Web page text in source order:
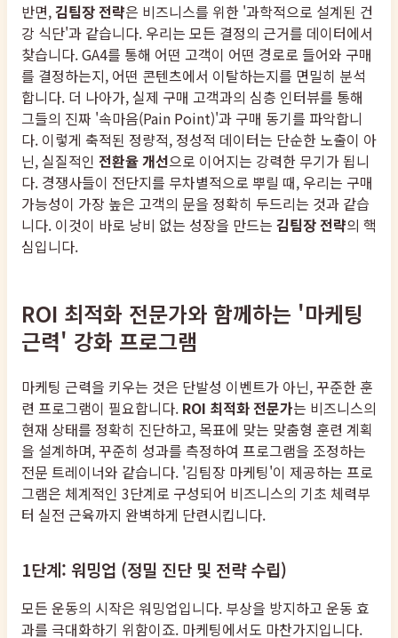
반면,김팀장 전략은 비즈니스를 위한 '과학적으로 설계된 건
강 식단'과 같습니다. 우리는 모든 결정의 근거를 데이터에서
찾습니다. GA4를 통해 어떤 고객이 어떤 경로로 들어와 구매
를 결정하는지, 어떤 콘텐츠에서 이탈하는지를 면밀히 분석
합니다. 더 나아가, 실제 구매 고객과의 심층 인터뷰를 통해
그들의 진짜 '속마음(Pain Point)'과 구매 동기를 파악합니
다. 이렇게 축적된 정량적, 정성적 데이터는 단순한 노출이 아
닌, 실질적인 전환율 개선으로 이어지는 강력한 무기가 됩니
다. 경쟁사들이 전단지를 무차별적으로 뿌릴 때, 우리는 구매
가능성이 가장 높은 고객의 문을 정확히 두드리는 것과 같습
니다. 이것이 바로 낭비 없는 성장을 만드는 김팀장 전략의 핵
심입니다.
ROI 최적화 전문가와 함께하는 '마케팅
근력' 강화 프로그램
마케팅 근력을 키우는 것은 단발성 이벤트가 아닌, 꾸준한 훈
련 프로그램이 필요합니다. ROI 최적화 전문가는 비즈니스의
현재 상태를 정확히 진단하고, 목표에 맞는 맞춤형 훈련 계획
을 설계하며, 꾸준히 성과를 측정하여 프로그램을 조정하는
전문 트레이너와 같습니다. '김팀장 마케팅'이 제공하는 프로
그램은 체계적인 3단계로 구성되어 비즈니스의 기초 체력부
터 실전 근육까지 완벽하게 단련시킵니다.
1단계: 워밍업 (정밀 진단 및 전략 수립)
모든 운동의 시작은 워밍업입니다. 부상을 방지하고 운동 효
과를 극대화하기 위함이죠. 마케팅에서도 마찬가지입니다.